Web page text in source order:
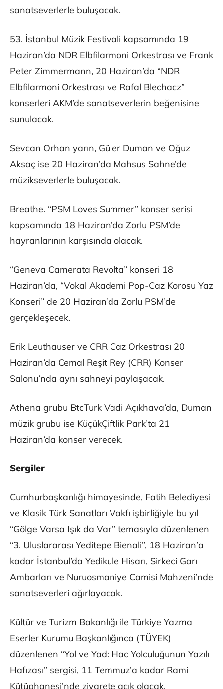
sanatseverlerle buluşacak.
53. İstanbul Müzik Festivali kapsamında 19
Haziran’da NDR Elbfilarmoni Orkestrası ve Frank
Peter Zimmermann, 20 Haziran’da “NDR
Elbfilarmoni Orkestrası ve Rafal Blechacz”
konserleri AKM’de sanatseverlerin beğenisine
sunulacak.
Sevcan Orhan yarın, Güler Duman ve Oğuz
Aksaç ise 20 Haziran’da Mahsus Sahne’de
müzikseverlerle buluşacak.
Breathe. “PSM Loves Summer” konser serisi
kapsamında 18 Haziran’da Zorlu PSM’de
hayranlarının karşısında olacak.
“Geneva Camerata Revolta” konseri 18
Haziran’da, “Vokal Akademi Pop-Caz Korosu Yaz
Konseri” de 20 Haziran’da Zorlu PSM’de
gerçekleşecek.
Erik Leuthauser ve CRR Caz Orkestrası 20
Haziran’da Cemal Reşit Rey (CRR) Konser
Salonu’nda aynı sahneyi paylaşacak.
Athena grubu BtcTurk Vadi Açıkhava’da, Duman
müzik grubu ise KüçükÇiftlik Park’ta 21
Haziran’da konser verecek.
Sergiler
Cumhurbaşkanlığı himayesinde, Fatih Belediyesi
ve Klasik Türk Sanatları Vakfı işbirliğiyle bu yıl
“Gölge Varsa Işık da Var” temasıyla düzenlenen
“3. Uluslararası Yeditepe Bienali”, 18 Haziran’a
kadar İstanbul’da Yedikule Hisarı, Sirkeci Garı
Ambarları ve Nuruosmaniye Camisi Mahzeni’nde
sanatseverleri ağırlayacak.
Kültür ve Turizm Bakanlığı ile Türkiye Yazma
Eserler Kurumu Başkanlığınca (TÜYEK)
düzenlenen “Yol ve Yad: Hac Yolculuğunun Yazılı
Hafızası” sergisi, 11 Temmuz’a kadar Rami
Kütüphanesi’nde ziyarete açık olacak.